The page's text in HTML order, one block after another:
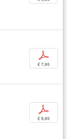
p
€ 7,95
p
€ 9,95